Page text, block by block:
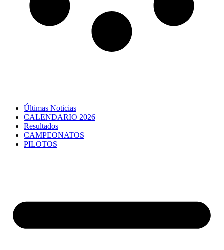
Últimas Noticias
CALENDARIO 2026
Resultados
CAMPEONATOS
PILOTOS